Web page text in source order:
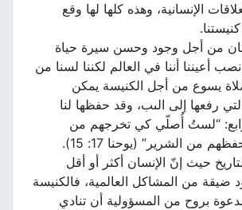
الإنسانية، وهذه كلها لها وقع
من أجل وجود وحسن سيرة حياة
أعيننا أننا في العالم لكننا لسنا من
يسوع من أجل الكنيسة يمكن
رفعها إلى الىب، وقد حفظها لنا
“لستُ أُصلّي كي تخرجهم من
من الشرير” (يوحنا 17: 15).
حيث إنّ الإنسان أكثر أو أقل
من المشاكل العالمية، فالكنيسة
بروح من المسؤولية أن تنادي